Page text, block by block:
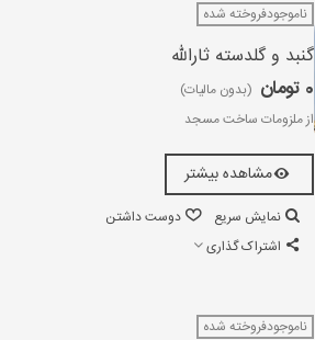
ناموجودفروخته شده
گنبد و گلدسته ثارالله
0 تومان
(بدون مالیات)
از ملزومات ساخت مسجد
مشاهده بیشتر
نمایش سریع
دوست داشتن
اشتراک گذاری
ناموجودفروخته شده